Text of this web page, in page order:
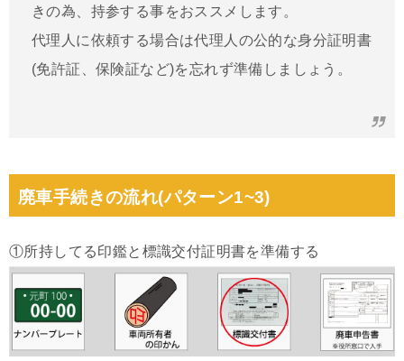
きの為、持参する事をおススメします。
代理人に依頼する場合は代理人の公的な身分証明書
(免許証、保険証など)を忘れず準備しましょう。
廃車手続きの流れ(パターン1~3)
①所持してる印鑑と標識交付証明書を準備する